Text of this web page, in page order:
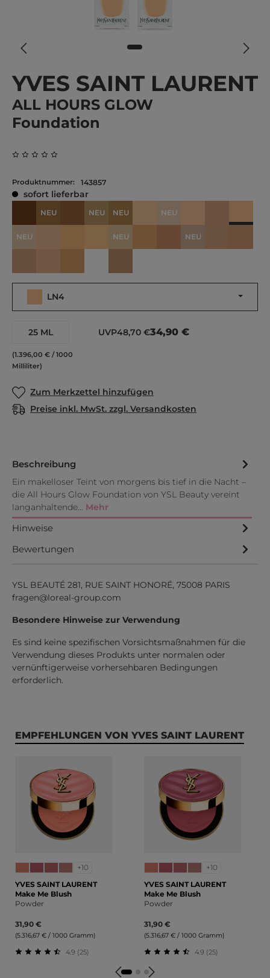
YVES SAINT LAURENT
ALL HOURS GLOW
Foundation
Produktnummer: 143857
sofort lieferbar
NEU NEU NEU NEU
LC6.5
NEU NEU NEU
LN4
25 ML
(1.396,00 € / 1000
Milliliter)
UVP48,70 €34,90 €
Zum Merkzettel hinzufügen
Preise inkl. MwSt. zzgl. Versandkosten
Beschreibung
Ein makelloser Teint von morgens bis tief in die Nacht –
die All Hours Glow Foundation von YSL Beauty vereint
langanhaltende… Mehr
Hinweise
Bewertungen
YSL BEAUTÉ 281, RUE SAINT HONORÉ, 75008 PARIS
fragen@loreal-group.com
Besondere Hinweise zur Verwendung
Es sind keine spezifischen Vorsichtsmaßnahmen für die
Verwendung dieses Produkts unter normalen oder
vernünftigerweise vorhersehbaren Bedingungen
erforderlich.
Produktgalerie überspringen
EMPFEHLUNGEN VON YVES SAINT LAURENT
+10
YVES SAINT LAURENT
Make Me Blush
Powder
31,90 €
(5.316,67 € / 1000 Gramm)
Durchschnittliche Bewertung von 4.92 von 5 Sternen
4.9 (25)
+10
YVES SAINT LAURENT
Make Me Blush
Powder
31,90 €
(5.316,67 € / 1000 Gramm)
Durchschnittliche
4.9 (25)